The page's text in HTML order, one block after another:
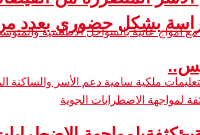
بشكل حضوري بعدد